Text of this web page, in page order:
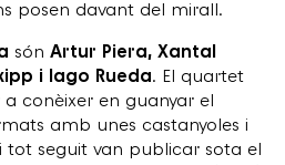
posen davant del mirall.
són Artur Piera, Xantal
i Iago Rueda. El quartet
conèixer en guanyar el
amb unes castanyoles i
seguit van publicar sota el